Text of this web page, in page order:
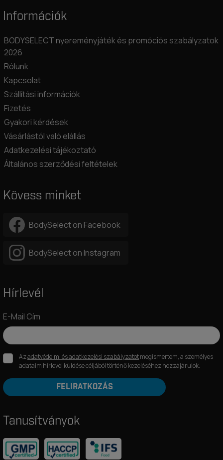
Információk
BODYSELECT nyereményjáték és promóciós szabályzatok
2026
Rólunk
Kapcsolat
Szállítási információk
Fizetés
Gyakori kérdések
Vásárlástól való elállás
Adatkezelési tájékoztató
Általános szerződési feltételek
Kövess minket
BodySelect on Facebook
BodySelect on Instagram
Hírlevél
E-Mail Cím
Azadatvédelmi és adatkezelési szabályzatotmegismertem, a személyes
adataim hírlevél küldése céljából történő kezeléséhez hozzájárulok.
FELIRATKOZÁS
Tanusítványok